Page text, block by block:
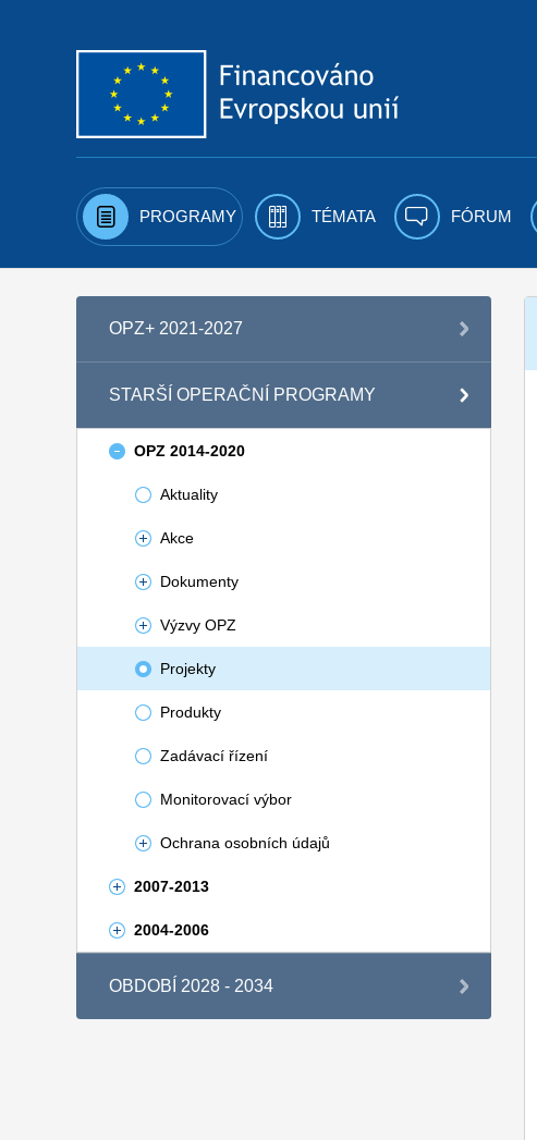
PROGRAMY TÉMATA FÓRUM
OPZ+ 2021-2027
STARŠÍ OPERAČNÍ PROGRAMY
OPZ 2014-2020
Aktuality
Akce
Dokumenty
Výzvy OPZ
Projekty
Produkty
Zadávací řízení
Monitorovací výbor
Ochrana osobních údajů
2007-2013
2004-2006
OBDOBÍ 2028 - 2034